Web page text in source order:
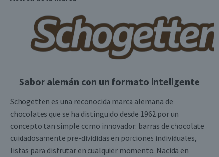
Sabor alemán con un formato inteligente
Schogetten es una reconocida marca alemana de
chocolates que se ha distinguido desde 1962 por un
concepto tan simple como innovador: barras de chocolate
cuidadosamente pre-divididas en porciones individuales,
listas para disfrutar en cualquier momento. Nacida en